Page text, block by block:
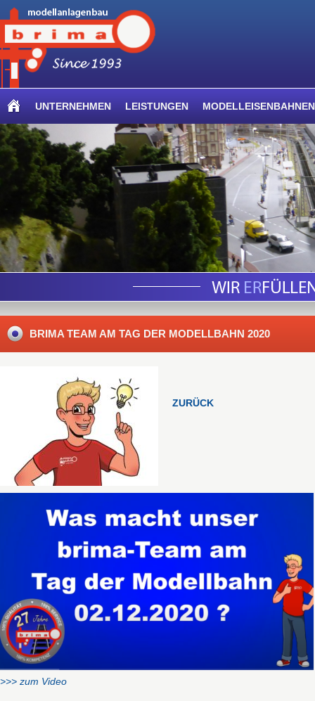
UNTERNEHMEN LEISTUNGEN MODELLEISENBAHNEN
BRIMA TEAM AM TAG DER MODELLBAHN 2020
>>> zum Video
ZURÜCK